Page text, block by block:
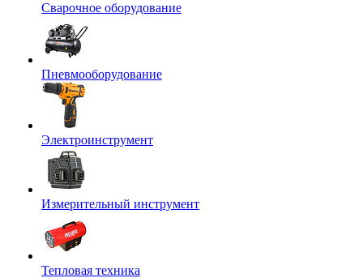
Сварочное оборудование
Пневмооборудование
Электроинструмент
Измерительный инструмент
Тепловая техника